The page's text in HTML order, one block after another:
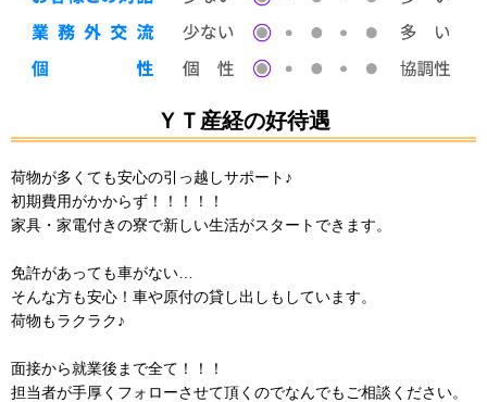
ＹＴ産経の好待遇
荷物が多くても安心の引っ越しサポート♪
初期費用がかからず！！！！！
家具・家電付きの寮で新しい生活がスタートできます。
免許があっても車がない…
そんな方も安心！車や原付の貸し出しもしています。
荷物もラクラク♪
面接から就業後まで全て！！！
担当者が手厚くフォローさせて頂くのでなんでもご相談ください。